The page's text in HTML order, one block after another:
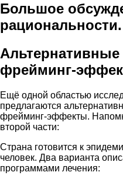
Большое
Альтернативные
фрейминг-
Ещё одной областью
предлагаются
фрейминг-эффекты.
второй части:
Страна готовится к
человек. Два варианта
программами лечения: